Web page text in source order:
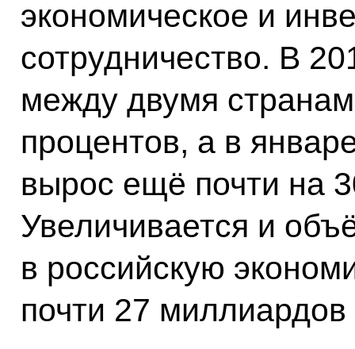
экономическое и
сотрудничество. В
между двумя
процентов, а в
вырос ещё почти на
Увеличивается и
в российскую
почти 27